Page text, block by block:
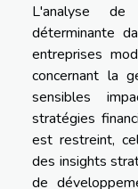
L'analyse
déterminante
entreprises
concernant la
sensibles
stratégies
est restreint,
des insights
de